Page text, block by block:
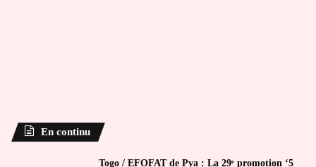
En continu
Togo / EFOFAT de Pya : La 29ᵉ promotion ‘5